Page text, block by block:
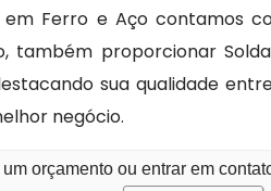
em Ferro e Aço contamos
também proporcionar
sua qualidade
negócio.
orçamento ou entrar em